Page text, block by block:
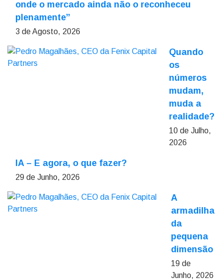
onde o mercado ainda não o reconheceu
plenamente”
3 de Agosto, 2026
Quando
os
números
mudam,
muda a
realidade?
10 de Julho,
2026
IA – E agora, o que fazer?
29 de Junho, 2026
A
armadilha
da
pequena
dimensão
19 de
Junho, 2026